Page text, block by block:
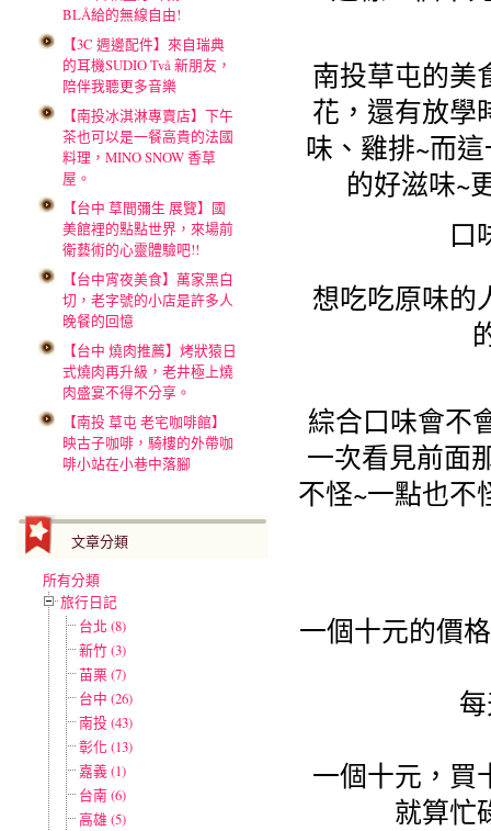
BLÅ給的無線自由!
【3C 週邊配件】來自瑞典
的耳機SUDIO Två 新朋友，
陪伴我聽更多音樂
【南投冰淇淋專賣店】下午
茶也可以是一餐高貴的法國
料理，MINO SNOW 香草
屋。
【台中 草間彌生 展覽】國
美館裡的點點世界，來場前
衛藝術的心靈體驗吧!!
【台中宵夜美食】萬家黑白
切，老字號的小店是許多人
晚餐的回憶
【台中 燒肉推薦】烤狀猿日
式燒肉再升級，老井極上燒
肉盛宴不得不分享。
【南投 草屯 老宅咖啡館】
映古子咖啡，騎樓的外帶咖
啡小站在小巷中落腳
文章分類
所有分類
旅行日記
台北 (8)
新竹 (3)
苗栗 (7)
台中 (26)
南投 (43)
彰化 (13)
嘉義 (1)
台南 (6)
高雄 (5)
南投草屯的美
花，還有放學
味、雞排~而
的好滋味~
口
想吃吃原味的
綜合口味會不
一次看見前面
不怪~一點也不
一個十元的價
一個十元，買
就算忙